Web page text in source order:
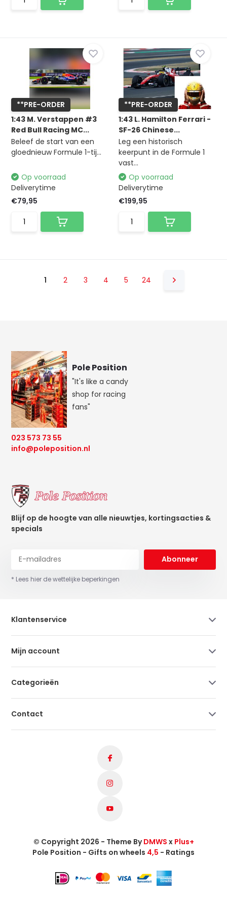
**PRE-ORDER
1:43 M. Verstappen #3
Red Bull Racing MC...
Beleef de start van een
gloednieuw Formule 1-tij...
Op voorraad
Deliverytime
€79,95
**PRE-ORDER
1:43 L. Hamilton Ferrari -
SF-26 Chinese...
Leg een historisch
keerpunt in de Formule 1
vast...
Op voorraad
Deliverytime
€199,95
1 2 3 4 5 24
Pole Position
"It's like a candy
shop for racing
fans"
023 573 73 55
info@poleposition.nl
Blijf op de hoogte van alle nieuwtjes, kortingsacties &
specials
Abonneer
* Lees hier de wettelijke beperkingen
Klantenservice
Mijn account
Categorieën
Contact
© Copyright 2026 - Theme ByDMWS x Plus+
Pole Position - Gifts on wheels 4,5 - Ratings